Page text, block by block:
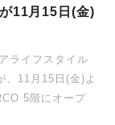
11月15日(金)
ライフスタイル
、11月15日(金)よ
5階にオープ